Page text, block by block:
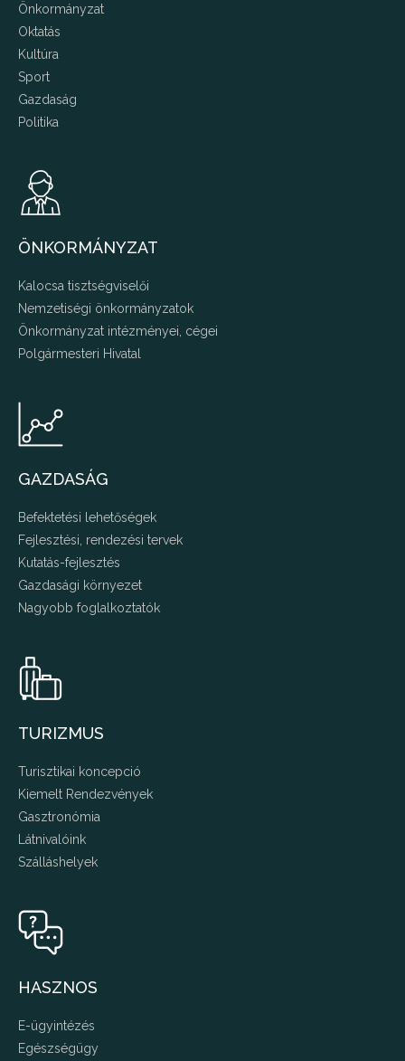
Önkormányzat
Oktatás
Kultúra
Sport
Gazdaság
Politika
ÖNKORMÁNYZAT
Kalocsa tisztségviselői
Nemzetiségi önkormányzatok
Önkormányzat intézményei, cégei
Polgármesteri Hivatal
GAZDASÁG
Befektetési lehetőségek
Fejlesztési, rendezési tervek
Kutatás-fejlesztés
Gazdasági környezet
Nagyobb foglalkoztatók
TURIZMUS
Turisztikai koncepció
Kiemelt Rendezvények
Gasztronómia
Látnivalóink
Szálláshelyek
HASZNOS
E-ügyintézés
Egészségügy